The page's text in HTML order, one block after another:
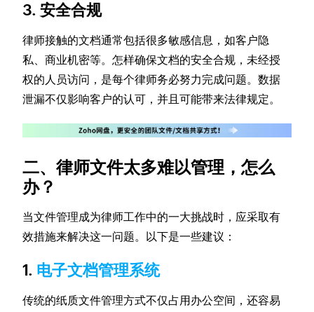
3. 安全合规
律师接触的文档通常包括很多敏感信息，如客户隐
私、商业机密等。怎样确保文档的安全合规，未经授
权的人员访问，是每个律师务必努力完成问题。数据
泄漏不仅影响客户的认可，并且可能带来法律规定。
二、律师文件太多难以管理，怎么
办？
当文件管理成为律师工作中的一大挑战时，应采取有
效措施来解决这一问题。以下是一些建议：
1. 电子文档管理系统
传统的纸质文件管理方式不仅占用办公空间，还容易